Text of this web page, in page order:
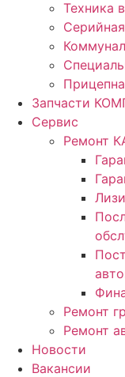
Техника
Запчасти
Сервис
Ремонт
Ремонт
Ремонт
Новости
Вакансии